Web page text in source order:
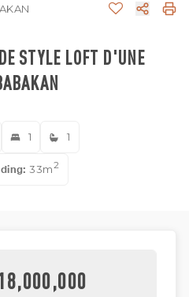
STYLE LOFT D'UNE
1 1
33m2